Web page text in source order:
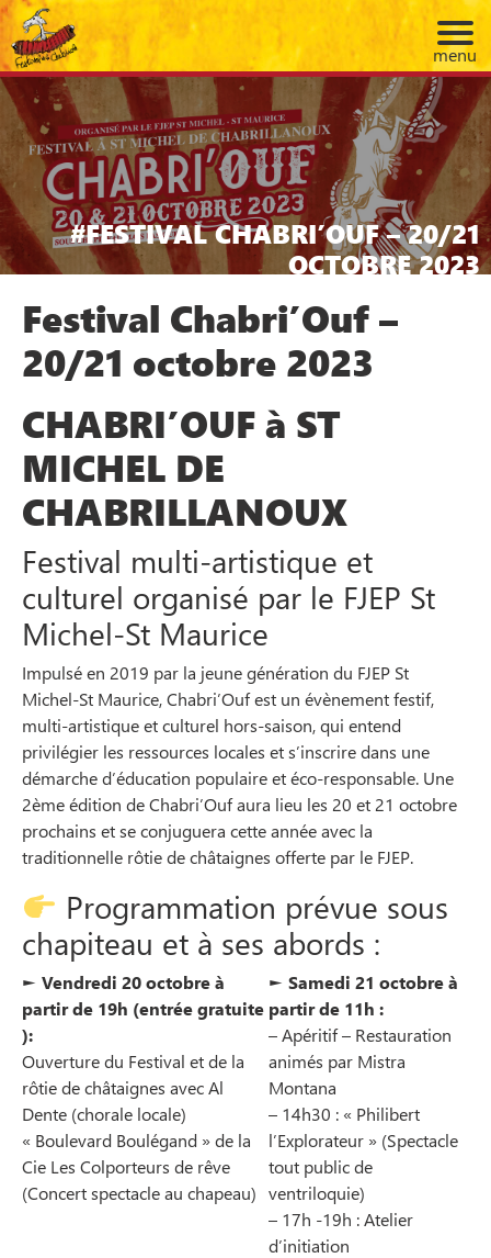
menu
FESTIVAL CHABRI’OUF – 20/21
OCTOBRE 2023
Festival Chabri’Ouf –
20/21 octobre 2023
CHABRI’OUF à ST
MICHEL DE
CHABRILLANOUX
Festival multi-artistique et
culturel organisé par le FJEP St
Michel-St Maurice
Impulsé en 2019 par la jeune génération du FJEP St
Michel-St Maurice, Chabri’Ouf est un évènement festif,
multi-artistique et culturel hors-saison, qui entend
privilégier les ressources locales et s’inscrire dans une
démarche d’éducation populaire et éco-responsable. Une
2ème édition de Chabri’Ouf aura lieu les 20 et 21 octobre
prochains et se conjuguera cette année avec la
traditionnelle rôtie de châtaignes offerte par le FJEP.
Programmation prévue sous
chapiteau et à ses abords :
► Vendredi 20 octobre à
partir de 19h (entrée gratuite
):
Ouverture du Festival et de la
rôtie de châtaignes avec Al
Dente (chorale locale)
« Boulevard Boulégand » de la
Cie Les Colporteurs de rêve
(Concert spectacle au chapeau)
► Samedi 21 octobre à
partir de 11h :
– Apéritif – Restauration
animés par Mistra
Montana
– 14h30 : « Philibert
l’Explorateur » (Spectacle
tout public de
ventriloquie)
– 17h -19h : Atelier
d’initiation